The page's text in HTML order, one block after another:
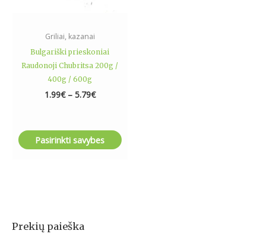
Prekių paieška
I
Griliai, kazanai
Bulgariški prieskoniai
Raudonoji Chubritsa 200g /
400g / 600g
1.99€ – 5.79€
Pasirinkti savybes
product
page